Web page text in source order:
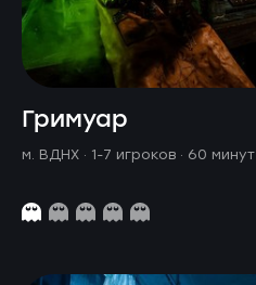
Гримуар
м. ВДНХ · 1-7 игроков · 60 минут